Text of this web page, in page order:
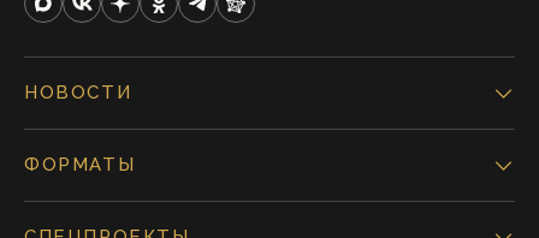
НОВОСТИ
ФОРМАТЫ